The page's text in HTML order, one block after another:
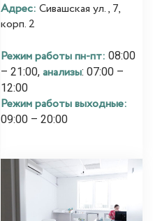
Адрес: Сивашская ул., 7,
корп. 2
Режим работы пн-пт: 08:00
– 21:00, анализы: 07:00 –
12:00
Режим работы выходные:
09:00 – 20:00